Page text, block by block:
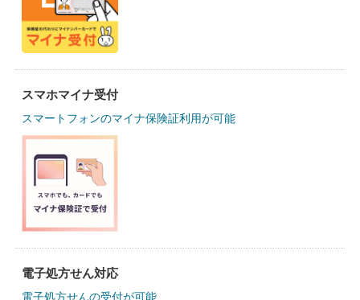
スマホマイナ受付
スマートフォンのマイナ保険証利用が可能
電子処方せん対応
電子処方せんの受付が可能